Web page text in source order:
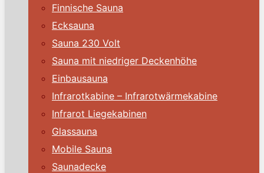
Finnische Sauna
Ecksauna
Sauna 230 Volt
Sauna mit niedriger Deckenhöhe
Einbausauna
Infrarotkabine – Infrarotwärmekabine
Infrarot Liegekabinen
Glassauna
Mobile Sauna
Saunadecke